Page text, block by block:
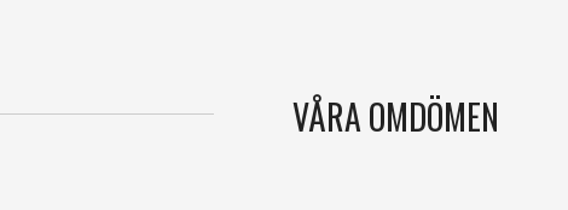
VÅRA OMDÖMEN